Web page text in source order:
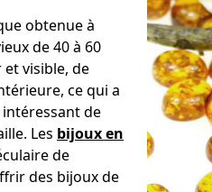
obtenue à
de 40 à 60
et visible, de
ce qui a
intéressant de
Les bijoux en
de
des bijoux de